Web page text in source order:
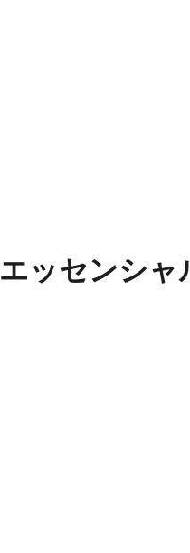
エッセンシャ